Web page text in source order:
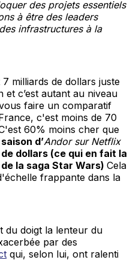
des projets essentiels
à être des leaders
infrastructures à la
milliards de dollars juste
c’est autant au niveau
faire un comparatif
c'est moins de 70
60% moins cher que
d’Andor sur Netflix
dollars (ce qui en fait la
la saga Star Wars) Cela
frappante dans la
du doigt la lenteur du
par des
qui, selon lui, ont ralenti